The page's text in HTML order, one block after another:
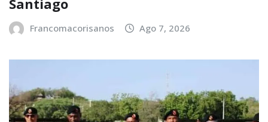
Francomacorisanos Ago 7, 2026